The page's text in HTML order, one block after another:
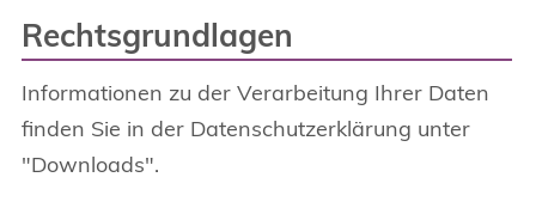
Rechtsgrundlagen
Informationen zu der Verarbeitung Ihrer Daten
finden Sie in der Datenschutzerklärung unter
"Downloads".